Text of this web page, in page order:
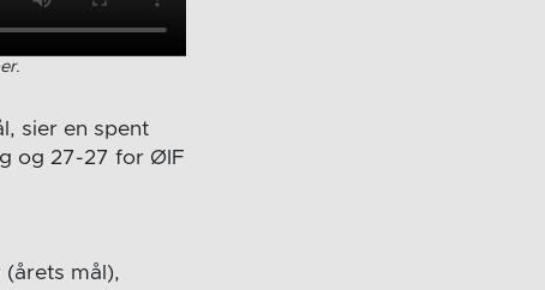
sier en spent
og 27-27 for ØIF
mål),